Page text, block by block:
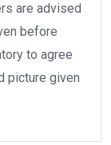
are advised
before
to agree
picture given